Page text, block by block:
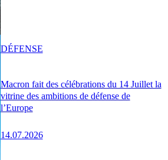
Macron fait des célébrations du 14 Juillet la
vitrine des ambitions de défense de
l’Europe
14.07.2026
DÉFENSE